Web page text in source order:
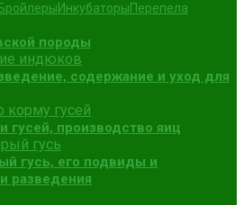
БройлерыИнкубаторыПерепела
породы
содержание и уход для
гусей, производство яиц
гусь, его подвиды и
разведения